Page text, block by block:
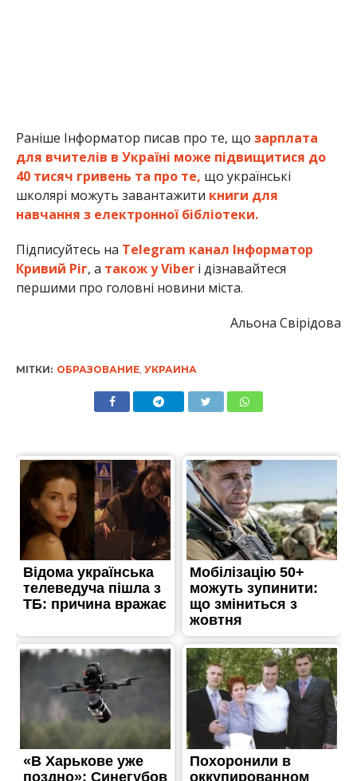
Раніше Інформатор писав про те, що зарплата
для вчителів в Україні може підвищитися до
40 тисяч гривень та про те, що українські
школярі можуть завантажити книги для
навчання з електронної бібліотеки.
Підписуйтесь на Telegram канал Інформатор
Кривий Ріг, а також у Viberі дізнавайтеся
першими про головні новини міста.
Альона Свірідова
МІТКИ: ОБРАЗОВАНИЕ, УКРАИНА